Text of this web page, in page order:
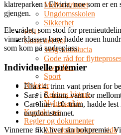
Mellomtrinnet
Ungdomsskolen
Sikkerhet
FAU
Costa del Sol
Velg Andalucia
Gode råd for
Livet Her
Sport
Nyheter
Rektors hjørne
Nyhetsarkiv
Kontakt oss
Regler og dokumenter
Alle dokumenter – side
klatreparken i Elviria, noe som er en
gjengen.
Elevrådet, som stod for
vinnerklassen bare hadde noen
som kom på andreplass.
Individuelle premier
Ella i 4. trinn vant prisen for
Sara i 6. trinn, vant for
Caroline i 10. trinn, hadde lest
ungdomstrinnet.
Vinnerne fikk hver sin bokpremie.